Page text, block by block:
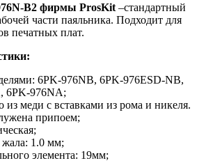
B2 фирмы ProsKit –стандартный
части паяльника. Подходит для
печатных плат.
6PK-976NB, 6PK-976ESD-NB,
6PK-976NA;
из меди с вставками из рома и никеля.
припоем;
жала: 1.0 мм;
элемента: 19мм;